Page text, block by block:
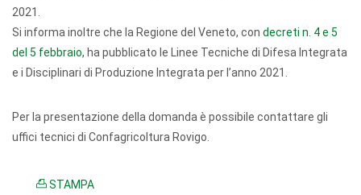
2021.
Si informa inoltre che la Regione del Veneto, con decreti n. 4 e 5
del 5 febbraio, ha pubblicato le Linee Tecniche di Difesa Integrata
e i Disciplinari di Produzione Integrata per l’anno 2021.
Per la presentazione della domanda è possibile contattare gli
uffici tecnici di Confagricoltura Rovigo.
STAMPA